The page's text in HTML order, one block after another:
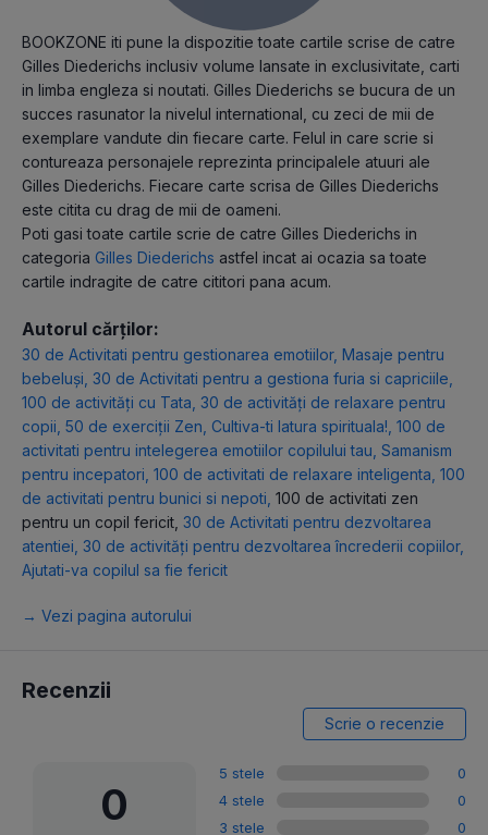
BOOKZONE iti pune la dispozitie toate cartile scrise de catre
Gilles Diederichs inclusiv volume lansate in exclusivitate, carti
in limba engleza si noutati. Gilles Diederichs se bucura de un
succes rasunator la nivelul international, cu zeci de mii de
exemplare vandute din fiecare carte. Felul in care scrie si
contureaza personajele reprezinta principalele atuuri ale
Gilles Diederichs. Fiecare carte scrisa de Gilles Diederichs
este citita cu drag de mii de oameni.
Poti gasi toate cartile scrie de catre Gilles Diederichs in
categoria Gilles Diederichs astfel incat ai ocazia sa toate
cartile indragite de catre cititori pana acum.
Autorul cărților:
30 de Activitati pentru gestionarea emotiilor, Masaje pentru
bebeluși 30 de Activitati pentru a gestiona furia si capriciile
100 de activități cu Tata 30 de activități de relaxare pentru
copii 50 de exerciții Zen Cultiva-ti latura spirituala! 100 de
activitati pentru intelegerea emotiilor copilului tau Samanism
pentru incepatori 100 de activitati de relaxare inteligenta 100
de activitati pentru bunici si nepoti 100 de activitati zen
pentru un copil fericit 30 de Activitati pentru dezvoltarea
atentiei 30 de activități pentru dezvoltarea încrederii copiilor,
Ajutati-va copilul sa fie fericit
→ Vezi pagina autorului
Recenzii
Scrie o recenzie
0
5 stele
0
4 stele
0
3 stele
0